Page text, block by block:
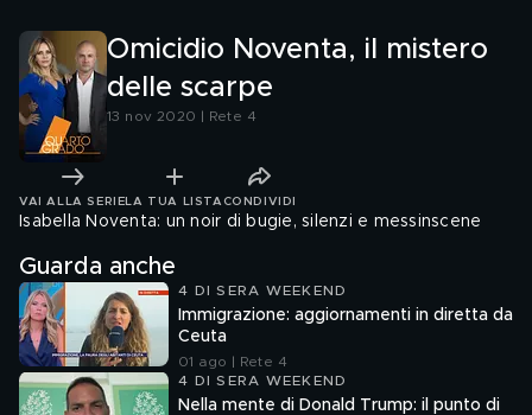
Omicidio Noventa, il mistero
delle scarpe
13 nov 2020 | Rete 4
VAI ALLA SERIE LA TUA LISTA CONDIVIDI
Isabella Noventa: un noir di bugie, silenzi e messinscene
Guarda anche
4 DI SERA WEEKEND
Immigrazione: aggiornamenti in diretta da
Ceuta
01 ago | Rete 4
4 DI SERA WEEKEND
Nella mente di Donald Trump: il punto di